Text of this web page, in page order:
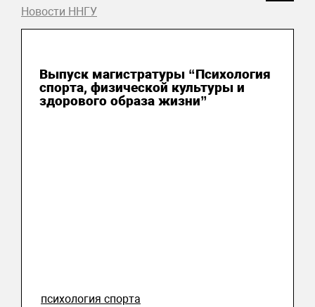
Новости ННГУ
Выпуск магистратуры “Психология
спорта, физической культуры и
здорового образа жизни”
психология спорта